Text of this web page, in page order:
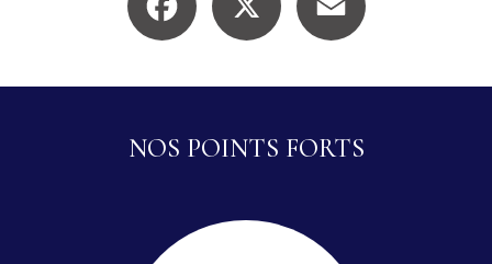
NOS POINTS FORTS